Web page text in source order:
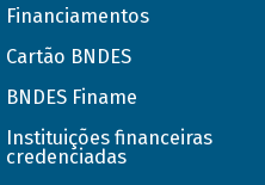
Financiamentos
Cartão BNDES
BNDES Finame
Instituições financeiras
credenciadas